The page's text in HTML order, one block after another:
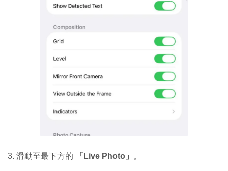
3. 滑動至最下方的 「Live Photo」 。